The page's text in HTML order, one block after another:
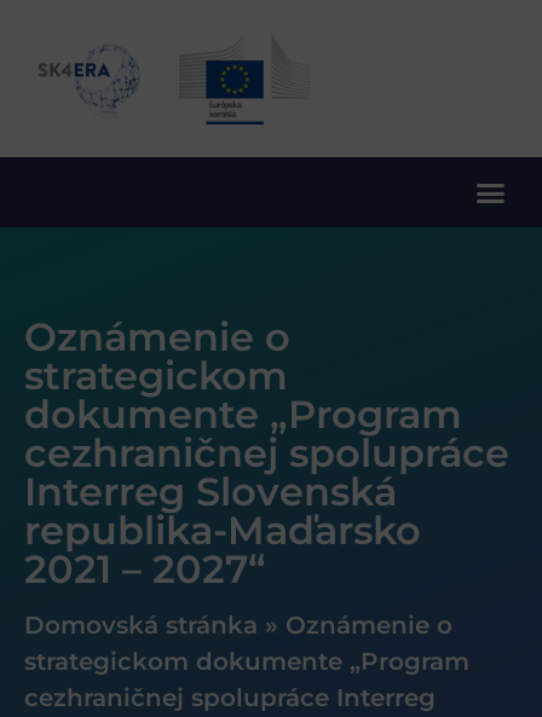
Oznámenie o
strategickom
dokumente „Program
cezhraničnej spolupráce
Interreg Slovenská
republika-Maďarsko
2021 – 2027“
Domovská stránka » Oznámenie o
strategickom dokumente „Program
cezhraničnej spolupráce Interreg